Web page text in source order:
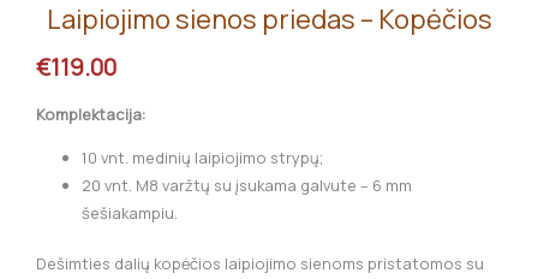
Laipiojimo sienos priedas – Kopėčios
€119.00
Komplektacija:
10 vnt. medinių laipiojimo strypų;
20 vnt. M8 varžtų su įsukama galvute – 6 mm
šešiakampiu.
Dešimties dalių kopėčios laipiojimo sienoms pristatomos su